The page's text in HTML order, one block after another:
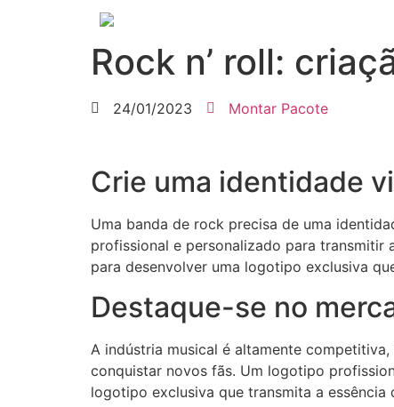
Rock n’ roll:
24/01/2023 Montar Pacote
Crie uma identidade
Uma banda de rock precisa de uma
profissional e personalizado para transmitir
para desenvolver uma logotipo exclusiva
Destaque-se no
A indústria musical é altamente
conquistar novos fãs. Um logotipo
logotipo exclusiva que transmita a